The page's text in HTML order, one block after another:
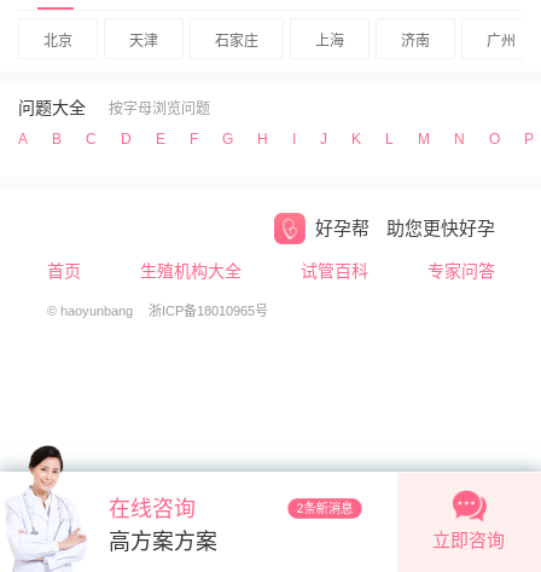
北京 天津 石家庄 上海 济南 广州
问题大全
按字母浏览问题
A
B C D E F G H I J K L M N O P
好孕帮 助您更快好孕
首页 生殖机构大全 试管百科 专家问答
© haoyunbang 浙ICP备18010965号
在线咨询 2条新消息
高方案方案 立即咨询